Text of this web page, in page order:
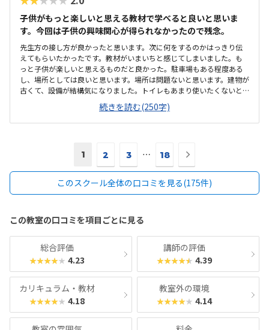
ました！
子供がもっと楽しいと思える教材で学べると良いと思いま
す。今回は子供の興味関心が得られなかったので残念。
先生方の接し方が良かったと思います。次に何をするのかはっきり伝
えてもらいたかったです。教材がいまいちと感じてしまいました。も
っと子供が楽しいと思えるものだと良かった。駐車場もある程度ある
し、場所としては良いと思います。場所は問題ないと思います。建物が
古くて、設備が結構気になりました。トイレもあまり使いたくないと
いう気持ちになりました。月2回にしては高いと思います。もう少し気
軽に通えるくらいの料金だと良いと思います。パソコンの操作もした
ことがなく不安でいっぱいでしたが、きちんとフォローしてくれた。
続きを読む(250字)
1 2 3 ⋯ 18
次
ペ
ー
このスクール全体の口コミを見る(175件)
この教室の口コミを項目ごとに見る
総合評価
★★★★★ 4.23
講師の評価
★★★★★ 4.39
カリキュラム・教材
★★★★★ 4.18
教室外の環境
★★★★★ 4.14